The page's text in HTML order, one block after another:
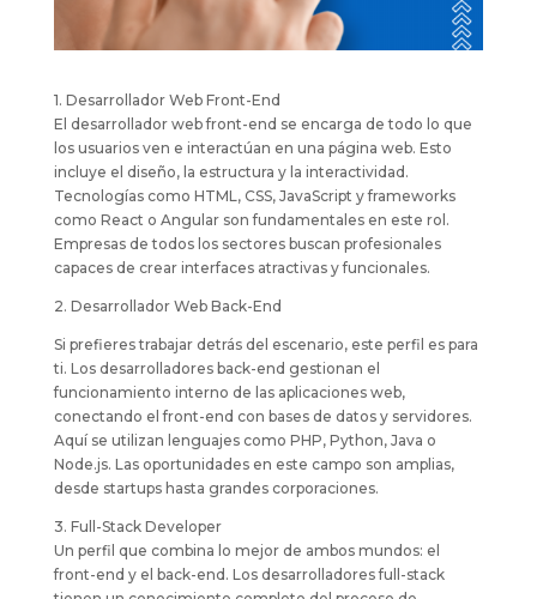
1. Desarrollador Web Front-End
El desarrollador web front-end se encarga de todo lo que
los usuarios ven e interactúan en una página web. Esto
incluye el diseño, la estructura y la interactividad.
Tecnologías como HTML, CSS, JavaScript y frameworks
como React o Angular son fundamentales en este rol.
Empresas de todos los sectores buscan profesionales
capaces de crear interfaces atractivas y funcionales.
2. Desarrollador Web Back-End
Si prefieres trabajar detrás del escenario, este perfil es para
ti. Los desarrolladores back-end gestionan el
funcionamiento interno de las aplicaciones web,
conectando el front-end con bases de datos y servidores.
Aquí se utilizan lenguajes como PHP, Python, Java o
Node.js. Las oportunidades en este campo son amplias,
desde startups hasta grandes corporaciones.
3. Full-Stack Developer
Un perfil que combina lo mejor de ambos mundos: el
front-end y el back-end. Los desarrolladores full-stack